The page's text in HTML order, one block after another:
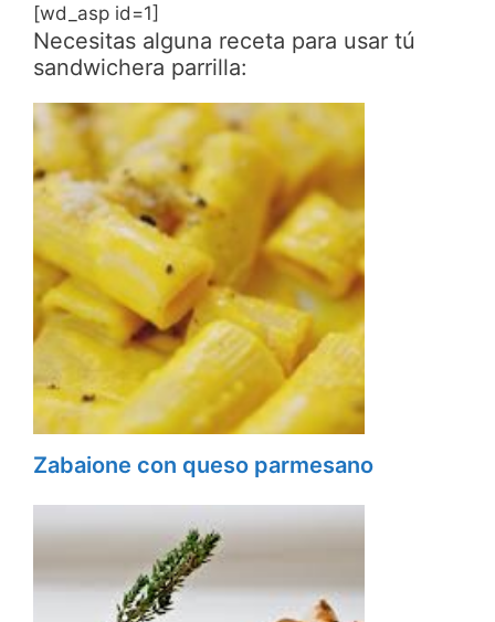
[wd_asp id=1]
Necesitas alguna receta para usar tú
sandwichera parrilla:
Zabaione con queso parmesano